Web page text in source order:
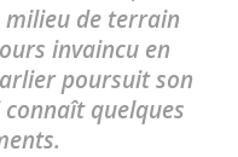
milieu de terrain
invaincu en
poursuit son
quelques